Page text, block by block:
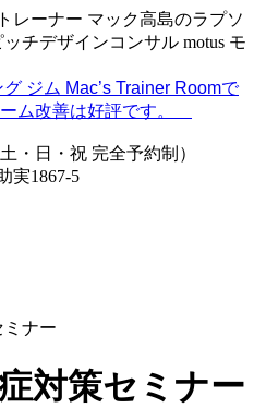
レーナー マック高島のラプソ
チデザインコンサル motus モ
・日・祝 完全予約制）
1867-5
ナー
対策セミナー